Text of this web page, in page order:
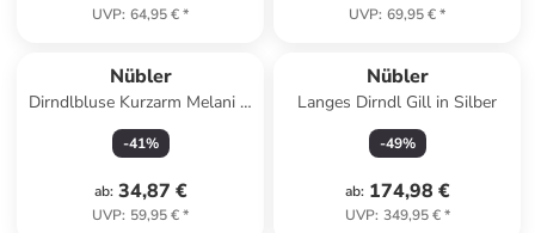
UVP: 64,95 €* UVP: 69,95 €*
Nübler
Dirndlbluse Kurzarm Melani in
Creme
-41%
ab: 34,87 €
UVP: 59,95 €*
Nübler
Langes Dirndl Gill in Silber
-49%
ab: 174,98 €
UVP: 349,95 €*